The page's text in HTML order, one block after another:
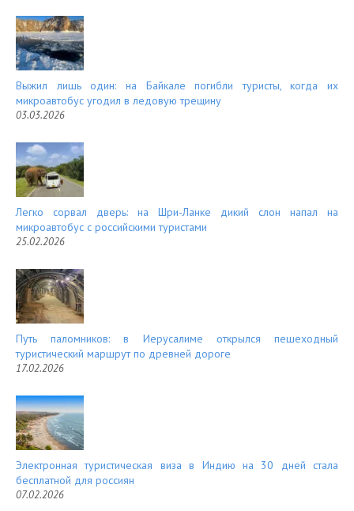
Выжил лишь один: на Байкале погибли туристы, когда их
микроавтобус угодил в ледовую трещину
03.03.2026
Легко сорвал дверь: на Шри-Ланке дикий слон напал на
микроавтобус с российскими туристами
25.02.2026
Путь паломников: в Иерусалиме открылся пешеходный
туристический маршрут по древней дороге
17.02.2026
Электронная туристическая виза в Индию на 30 дней стала
бесплатной для россиян
07.02.2026